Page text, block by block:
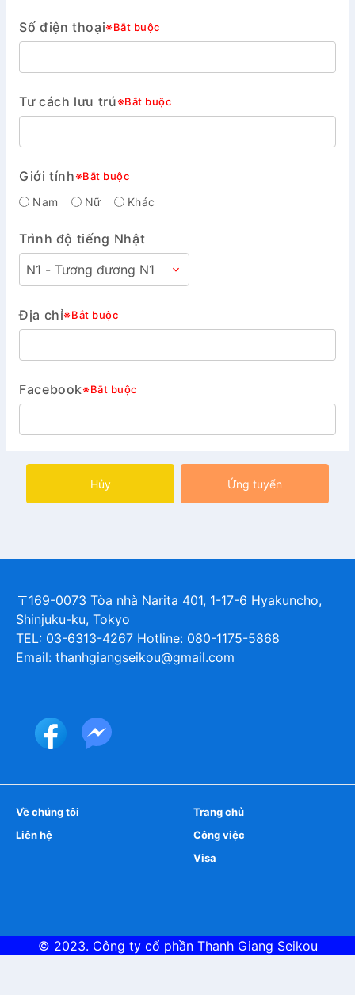
Số điện thoại※Bắt buộc
Tư cách lưu trú※Bắt buộc
Giới tính※Bắt buộc
Nam Nữ Khác
Trình độ tiếng Nhật
Địa chỉ※Bắt buộc
Facebook※Bắt buộc
Hủy Ứng tuyển
〒169-0073 Tòa nhà Narita 401, 1-17-6 Hyakuncho,
Shinjuku-ku, Tokyo
TEL: 03-6313-4267 Hotline: 080-1175-5868
Email: thanhgiangseikou@gmail.com
Về chúng tôi
Liên hệ
Trang chủ
Công việc
Visa
© 2023. Công ty cổ phần Thanh Giang Seikou